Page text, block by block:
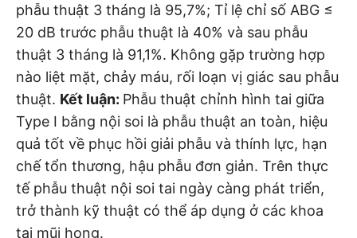
phẫu thuật 3 tháng là 95,7%; Tỉ lệ chỉ số ABG ≤
20 dB trước phẫu thuật là 40% và sau phẫu
thuật 3 tháng là 91,1%. Không gặp trường hợp
nào liệt mặt, chảy máu, rối loạn vị giác sau phẫu
thuật. Kết luận: Phẫu thuật chỉnh hình tai giữa
Type I bằng nội soi là phẫu thuật an toàn, hiệu
quả tốt về phục hồi giải phẫu và thính lực, hạn
chế tổn thương, hậu phẫu đơn giản. Trên thực
tế phẫu thuật nội soi tai ngày càng phát triển,
trở thành kỹ thuật có thể áp dụng ở các khoa
tai mũi họng.